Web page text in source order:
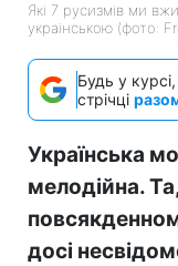
Які 7 русизмів ми
українською (фото:
Будь у
стрічці
Українська
мелодійна.
досі